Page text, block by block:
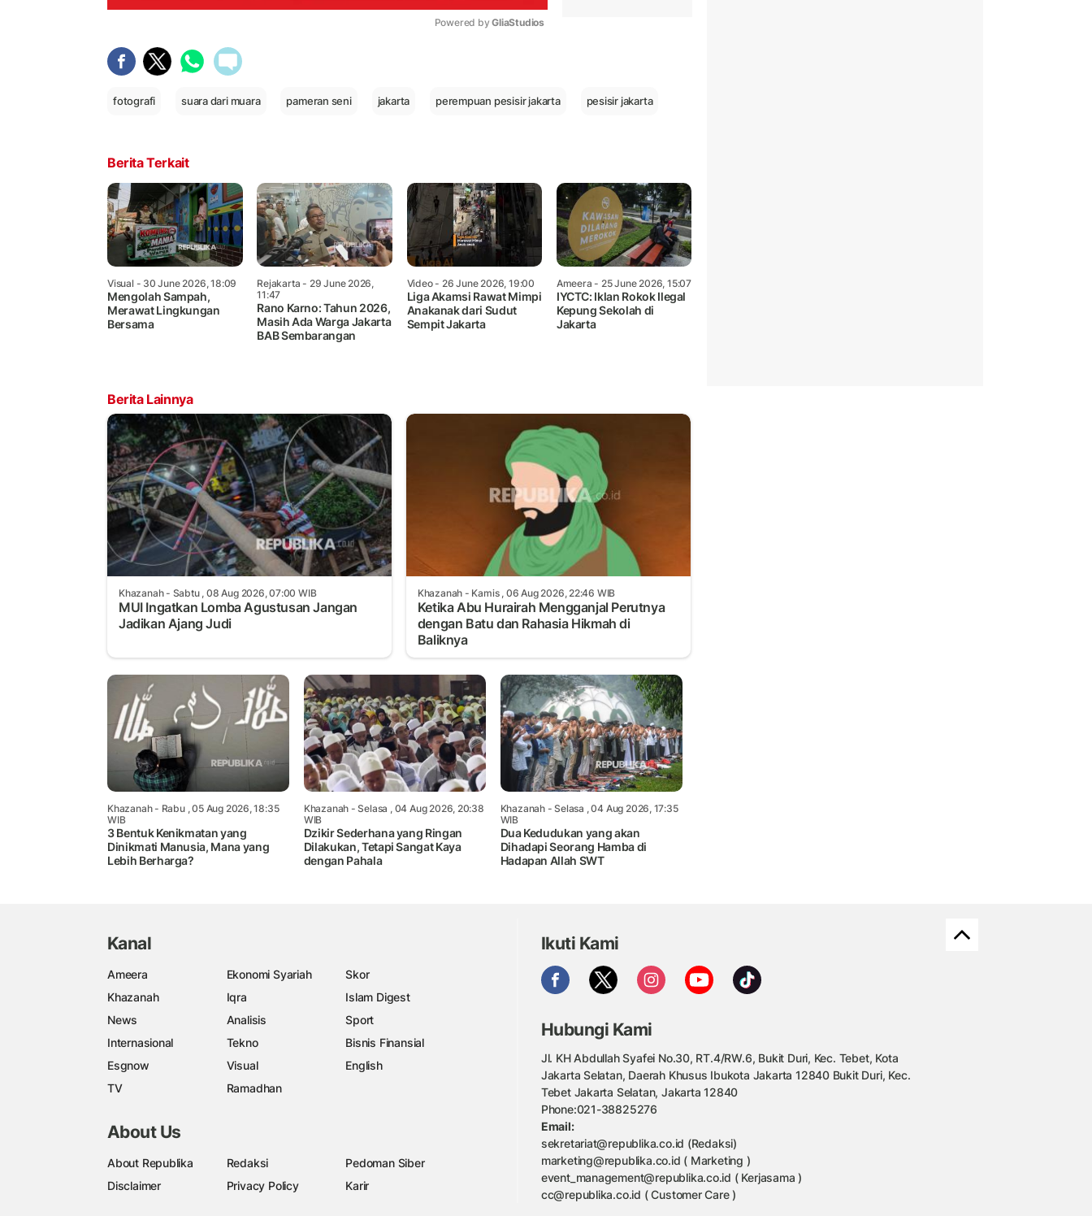
Powered by GliaStudios
fotografi suara dari muara pameran seni jakarta perempuan pesisir jakarta pesisir jakarta
Berita Terkait
Visual - 30 June 2026, 18:09
Mengolah Sampah,
Merawat Lingkungan
Bersama
Rejakarta - 29 June 2026,
11:47
Rano Karno: Tahun 2026,
Masih Ada Warga Jakarta
BAB Sembarangan
Video- 26 June 2026, 19:00
Liga Akamsi Rawat Mimpi
Anakanak dari Sudut
Sempit Jakarta
Ameera - 25 June 2026, 15:07
IYCTC: Iklan Rokok Ilegal
Kepung Sekolah di
Jakarta
Berita Lainnya
Khazanah- Sabtu , 08 Aug 2026, 07:00 WIB
MUI Ingatkan Lomba Agustusan Jangan
Jadikan Ajang Judi
Khazanah - Kamis , 06 Aug 2026, 22:46 WIB
Ketika Abu Hurairah Mengganjal Perutnya
dengan Batu dan Rahasia Hikmah di
Baliknya
Khazanah- Rabu , 05 Aug 2026, 18:35
WIB
3 Bentuk Kenikmatan yang
Dinikmati Manusia, Mana yang
Lebih Berharga?
Khazanah - Selasa , 04 Aug 2026, 20:38
WIB
Dzikir Sederhana yang Ringan
Dilakukan, Tetapi Sangat Kaya
dengan Pahala
Khazanah- Selasa , 04 Aug 2026, 17:35
WIB
Dua Kedudukan yang akan
Dihadapi Seorang Hamba di
Hadapan Allah SWT
Kanal
Ameera Ekonomi Syariah
Skor
Khazanah
Iqra
Islam Digest
News
Analisis
Sport
Internasional
Tekno
Bisnis Finansial
Esgnow
Visual
English
TV
Ramadhan
About Us
About Republika Redaksi
Pedoman Siber
Disclaimer
Privacy Policy Karir
Ikuti Kami
Hubungi Kami
Jl. KH Abdullah Syafei No.30, RT.4/RW.6, Bukit Duri, Kec. Tebet, Kota
Jakarta Selatan, Daerah Khusus Ibukota Jakarta 12840 Bukit Duri, Kec.
Tebet Jakarta Selatan, Jakarta 12840
Phone:021-38825276
Email:
sekretariat@republika.co.id (Redaksi)
marketing@republika.co.id ( Marketing )
event_management@republika.co.id ( Kerjasama )
cc@republika.co.id ( Customer Care )